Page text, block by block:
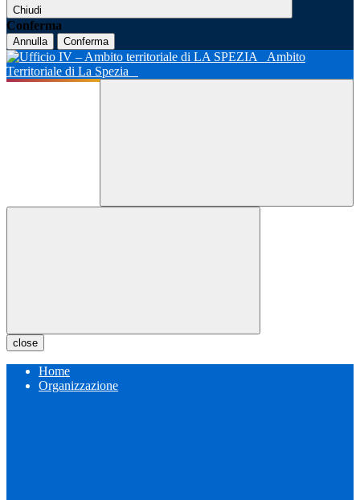
Chiudi
Conferma
Annulla Conferma
Ambito
Territoriale di La Spezia
close
Home
Organizzazione